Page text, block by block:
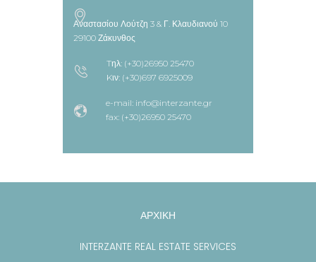
Αναστασίου Λούτζη 3 & Γ. Κλαυδιανού 10
29100 Ζάκυνθος
Tηλ: (+30)26950 25470
Kιν: (+30)697 6925009
e-mail: info@interzante.gr
fax: (+30)26950 25470
ΑΡΧΙΚΗ
INTERZANTE REAL ESTATE SERVICES